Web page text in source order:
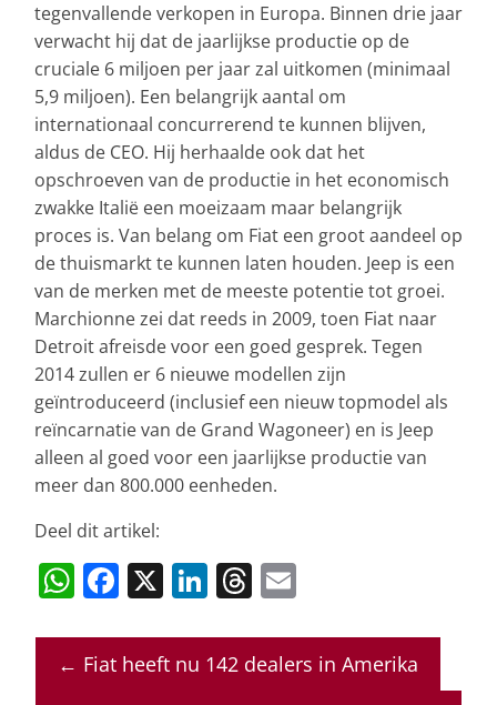
tegenvallende verkopen in Europa. Binnen drie jaar
verwacht hij dat de jaarlijkse productie op de
cruciale 6 miljoen per jaar zal uitkomen (minimaal
5,9 miljoen). Een belangrijk aantal om
internationaal concurrerend te kunnen blijven,
aldus de CEO. Hij herhaalde ook dat het
opschroeven van de productie in het economisch
zwakke Italië een moeizaam maar belangrijk
proces is. Van belang om Fiat een groot aandeel op
de thuismarkt te kunnen laten houden. Jeep is een
van de merken met de meeste potentie tot groei.
Marchionne zei dat reeds in 2009, toen Fiat naar
Detroit afreisde voor een goed gesprek. Tegen
2014 zullen er 6 nieuwe modellen zijn
geïntroduceerd (inclusief een nieuw topmodel als
reïncarnatie van de Grand Wagoneer) en is Jeep
alleen al goed voor een jaarlijkse productie van
meer dan 800.000 eenheden.
Deel dit artikel:
W
at
s
F
c
e
X Li
k
e
T
re
a
ai
l
← Fiat heeft nu 142 dealers in Amerika